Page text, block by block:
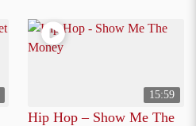
15:59
Hip Hop – Show Me The